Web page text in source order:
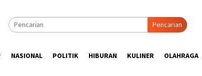
Pencarian
NASIONAL POLITIK HIBURAN KULINER OLAHRAGA